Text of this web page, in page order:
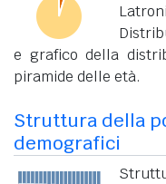
e grafico della
piramide delle età.
Struttura della
demografici